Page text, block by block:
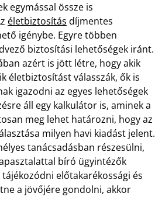
egymással össze is
életbiztosítás díjmentes
igénybe. Egyre többen
biztosítási lehetőségek iránt.
azért is jött létre, hogy akik
életbiztosítást válasszák, ők is
igazodni az egyes lehetőségek
áll egy kalkulátor is, aminek a
meg lehet határozni, hogy az
milyen havi kiadást jelent.
tanácsadásban részesülni,
bíró ügyintézők
előtakarékossági és
a jövőjére gondolni, akkor